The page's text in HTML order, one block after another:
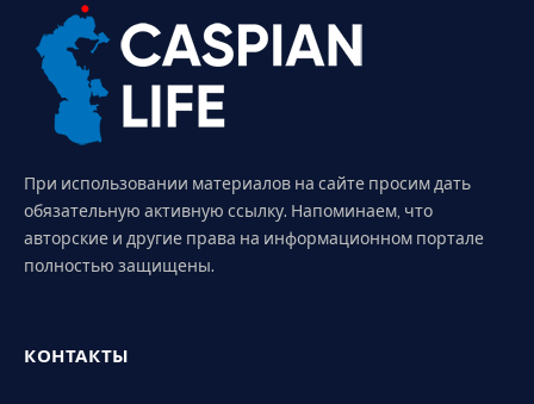
При использовании материалов на сайте просим дать
обязательную активную ссылку. Напоминаем, что
авторские и другие права на информационном портале
полностью защищены.
КОНТАКТЫ